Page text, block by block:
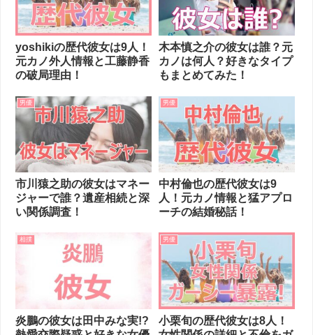
yoshikiの歴代彼女は9人！
元カノ外人情報と工藤静香
の破局理由！
木本慎之介の彼女は誰？元
カノは何人？好きなタイプ
もまとめてみた！
男優
市川猿之助の彼女はマネー
ジャーで誰？遺産相続と深
い関係調査！
男優
中村倫也の歴代彼女は9
人！元カノ情報と猛アプロ
ーチの結婚秘話！
相撲
炎鵬の彼女は田中みな実!?
男優
小栗旬の歴代彼女は8人！